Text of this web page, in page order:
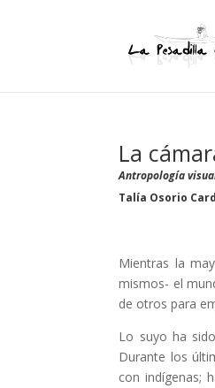
La
Antropología
Talía Osorio
Mientras la
mismos- el
de otros para
Lo suyo ha
Durante los
con indígenas;